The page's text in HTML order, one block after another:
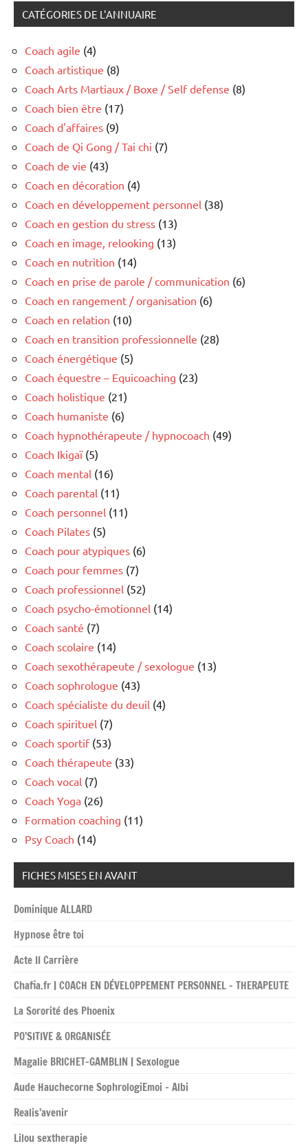
CATÉGORIES DE L'ANNUAIRE
Coach agile (4)
Coach artistique (8)
Coach Arts Martiaux / Boxe / Self defense (8)
Coach bien être (17)
Coach d'affaires (9)
Coach de Qi Gong / Tai chi (7)
Coach de vie (43)
Coach en décoration (4)
Coach en développement personnel (38)
Coach en gestion du stress (13)
Coach en image, relooking (13)
Coach en nutrition (14)
Coach en prise de parole / communication (6)
Coach en rangement / organisation (6)
Coach en relation (10)
Coach en transition professionnelle (28)
Coach énergétique (5)
Coach équestre – Equicoaching (23)
Coach holistique (21)
Coach humaniste (6)
Coach hypnothérapeute / hypnocoach (49)
Coach Ikigaï(5)
Coach mental (16)
Coach parental (11)
Coach personnel (11)
Coach Pilates (5)
Coach pour atypiques (6)
Coach pour femmes (7)
Coach professionnel (52)
Coach psycho-émotionnel (14)
Coach santé (7)
Coach scolaire (14)
Coach sexothérapeute / sexologue (13)
Coach sophrologue (43)
Coach spécialiste du deuil (4)
Coach spirituel (7)
Coach sportif(53)
Coach thérapeute (33)
Coach vocal (7)
Coach Yoga (26)
Formation coaching (11)
Psy Coach (14)
FICHES MISES EN AVANT
Dominique ALLARD
Hypnose être toi
Acte II Carrière
Chafia.fr | COACH EN DÉVELOPPEMENT PERSONNEL – THERAPEUTE
La Sororité des Phoenix
PO’SITIVE & ORGANISÉE
Magalie BRICHET-GAMBLIN | Sexologue
Aude Hauchecorne SophrologiEmoi – Albi
Realis’avenir
Lilou sextherapie